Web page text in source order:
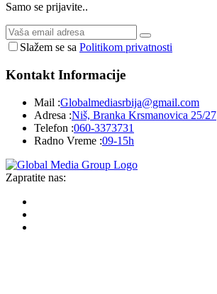
Samo se prijavite..
Slažem se sa Politikom privatnosti
Kontakt Informacije
Mail :Globalmediasrbija@gmail.com
Adresa :Niš, Branka Krsmanovica 25/27
Telefon :060-3373731
Radno Vreme :09-15h
Zapratite nas: